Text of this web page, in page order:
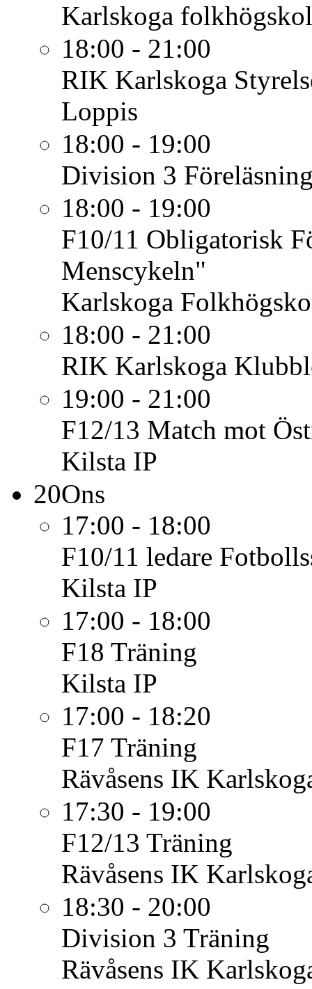
Karlskoga
18:00 - 21:00
RIK Karlskoga
Loppis
18:00 - 19:00
Division 3
18:00 - 19:00
F10/11 Obligatorisk
Menscykeln"
Karlskoga
18:00 - 21:00
RIK Karlskoga
19:00 - 21:00
F12/13 Match mot
Kilsta IP
20Ons
17:00 - 18:00
F10/11 ledare
Kilsta IP
17:00 - 18:00
F18 Träning
Kilsta IP
17:00 - 18:20
F17 Träning
Rävåsens IK
17:30 - 19:00
F12/13 Träning
Rävåsens IK
18:30 - 20:00
Division 3 Träning
Rävåsens IK